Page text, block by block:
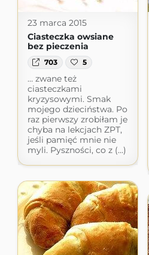
23 marca 2015
Ciasteczka owsiane
bez pieczenia
703 5
… zwane też
ciasteczkami
kryzysowymi. Smak
mojego dzieciństwa. Po
raz pierwszy zrobiłam je
chyba na lekcjach ZPT,
jeśli pamięć mnie nie
myli. Pyszności, co z (...)